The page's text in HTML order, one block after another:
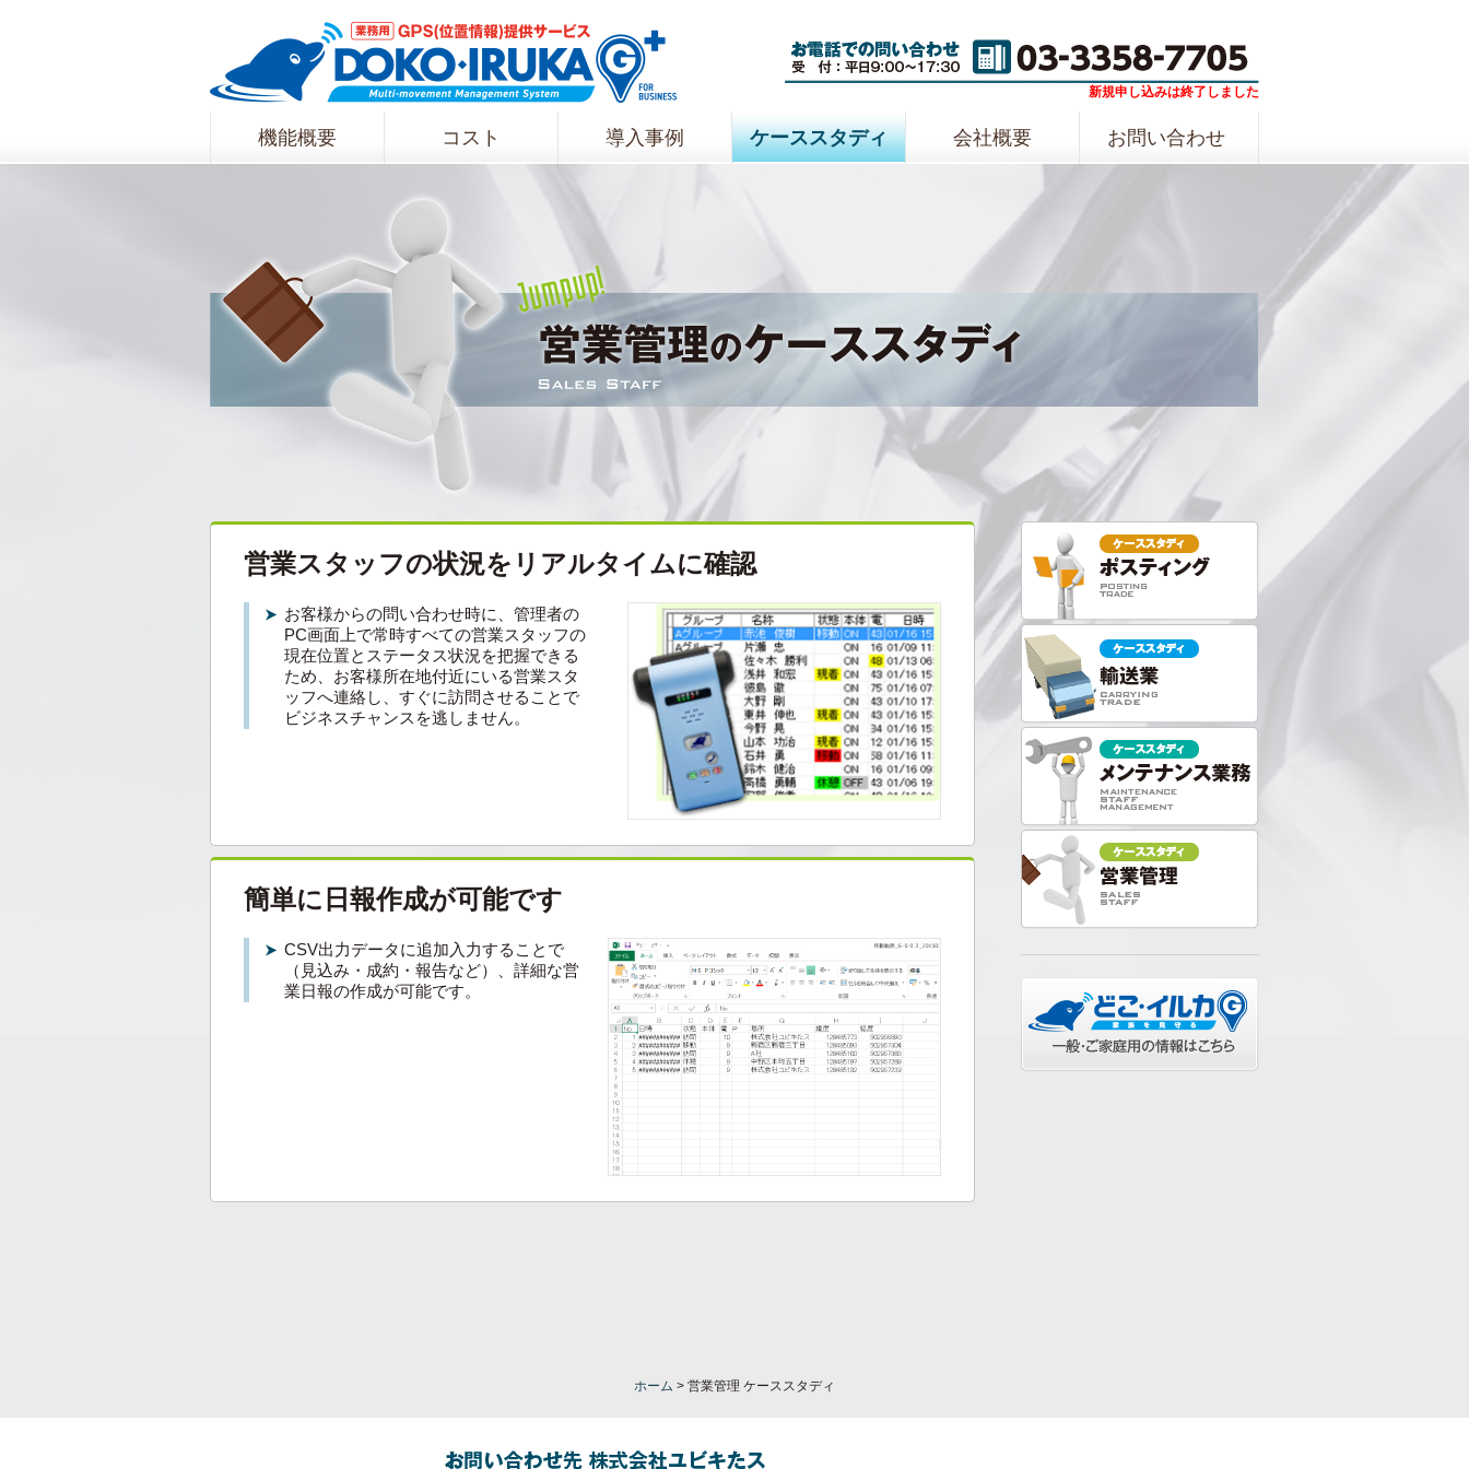
新規申し込みは終了しました
機能概要 コスト 導入事例 ケーススタディ 会社概要 お問い合わせ
営業スタッフの状況をリアルタイムに確認
お客様からの問い合わせ時に、管理者の
PC画面上で常時すべての営業スタッフの
現在位置とステータス状況を把握できる
ため、お客様所在地付近にいる営業スタ
ッフへ連絡し、すぐに訪問させることで
ビジネスチャンスを逃しません。
簡単に日報作成が可能です
CSV出力データに追加入力することで
（見込み・成約・報告など）、詳細な営
業日報の作成が可能です。
ホーム > 営業管理 ケーススタディ